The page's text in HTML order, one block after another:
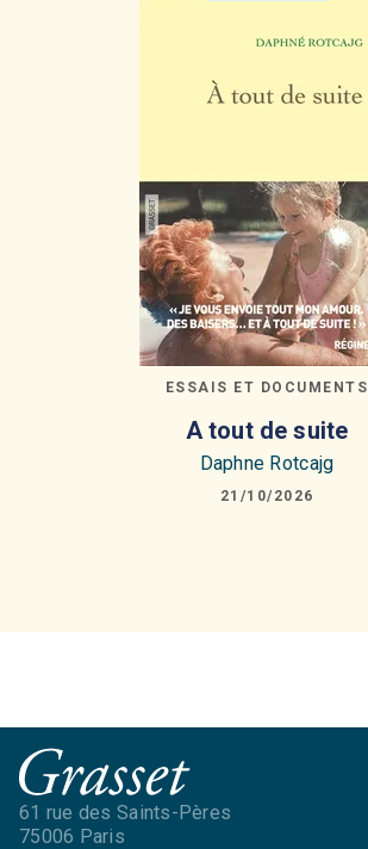
ESSAIS ET DOCUMENTS
A tout de suite
Daphne Rotcajg
21/10/2026
61 rue des Saints-Pères
75006 Paris